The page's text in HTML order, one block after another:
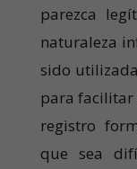
parezca
naturaleza
sido
para facilitar
registro
que sea